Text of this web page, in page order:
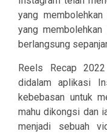
yang
yang
berlangsung
Reels Recap
didalam aplikasi
kebebasan untuk
mahu dikongsi dan
menjadi sebuah